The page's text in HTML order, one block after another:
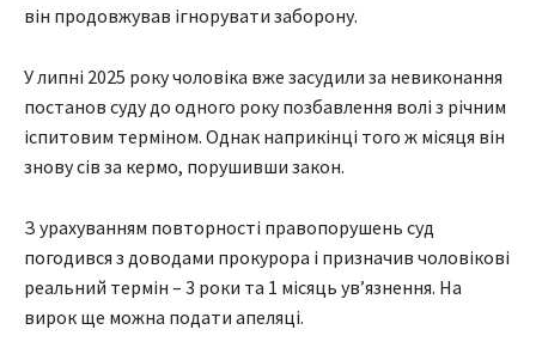
він продовжував ігнорувати заборону.
У липні 2025 року чоловіка вже засудили за невиконання
постанов суду до одного року позбавлення волі з річним
іспитовим терміном. Однак наприкінці того ж місяця він
знову сів за кермо, порушивши закон.
З урахуванням повторності правопорушень суд
погодився з доводами прокурора і призначив чоловікові
реальний термін – 3 роки та 1 місяць ув’язнення. На
вирок ще можна подати апеляці.